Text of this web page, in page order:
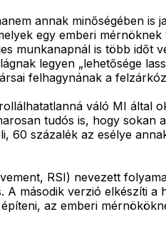
annak minőségében
egy emberi
munkanapnál is több
legyen „lehetősége
felhagynának a
váló MI által
tudós is, hogy
60 százalék az esélye
RSI) nevezett
második verzió elkészíti
az emberi